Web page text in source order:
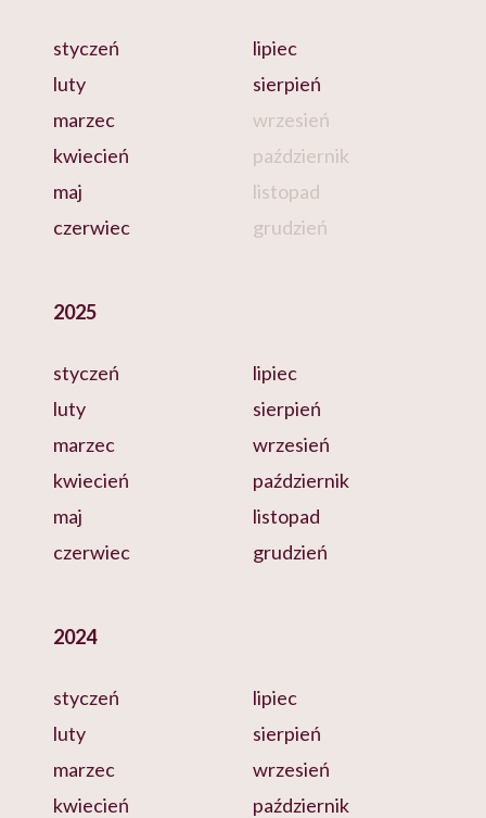
styczeń
luty
marzec
kwiecień
maj
czerwiec
lipiec
sierpień
wrzesień
październik
listopad
grudzień
2025
styczeń
luty
marzec
kwiecień
maj
czerwiec
lipiec
sierpień
wrzesień
październik
listopad
grudzień
2024
styczeń
luty
marzec
kwiecień
lipiec
sierpień
wrzesień
październik